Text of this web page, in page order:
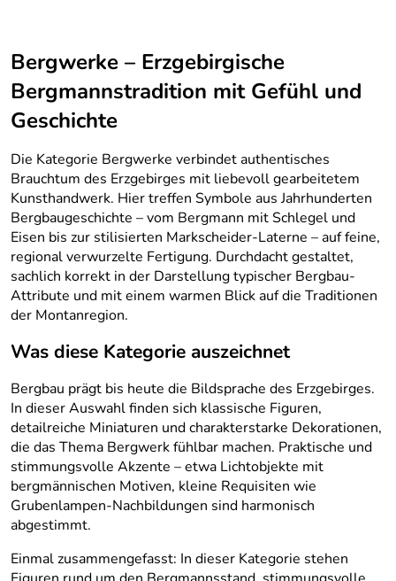
Bergwerke – Erzgebirgische
Bergmannstradition mit Gefühl und
Geschichte
Die Kategorie Bergwerke verbindet authentisches
Brauchtum des Erzgebirges mit liebevoll gearbeitetem
Kunsthandwerk. Hier treffen Symbole aus Jahrhunderten
Bergbaugeschichte – vom Bergmann mit Schlegel und
Eisen bis zur stilisierten Markscheider-Laterne – auf feine,
regional verwurzelte Fertigung. Durchdacht gestaltet,
sachlich korrekt in der Darstellung typischer Bergbau-
Attribute und mit einem warmen Blick auf die Traditionen
der Montanregion.
Was diese Kategorie auszeichnet
Bergbau prägt bis heute die Bildsprache des Erzgebirges.
In dieser Auswahl finden sich klassische Figuren,
detailreiche Miniaturen und charakterstarke Dekorationen,
die das Thema Bergwerk fühlbar machen. Praktische und
stimmungsvolle Akzente – etwa Lichtobjekte mit
bergmännischen Motiven, kleine Requisiten wie
Grubenlampen-Nachbildungen sind harmonisch
abgestimmt.
Einmal zusammengefasst: In dieser Kategorie stehen